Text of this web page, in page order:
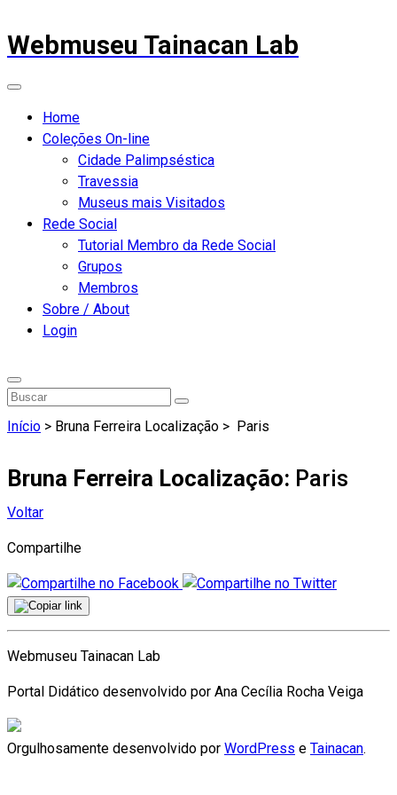
Webmuseu Tainacan Lab
Home
Coleções On-line
Cidade Palimpséstica
Travessia
Museus mais Visitados
Rede Social
Tutorial Membro da Rede Social
Grupos
Membros
Sobre / About
Login
Início > Bruna Ferreira Localização > Paris
Bruna Ferreira Localização: Paris
Voltar
Compartilhe
Webmuseu Tainacan Lab
Portal Didático desenvolvido por Ana Cecília Rocha Veiga
Orgulhosamente desenvolvido por WordPress e Tainacan.